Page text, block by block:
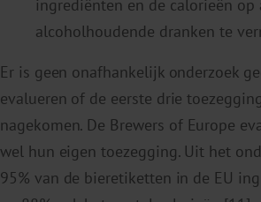
ingrediënten en de calorieën
alcoholhoudende dranken te
Er is geen onafhankelijk onderzoek
evalueren of de eerste drie
nagekomen. De Brewers of Europe
wel hun eigen toezegging. Uit het
95% van de bieretiketten in de EU